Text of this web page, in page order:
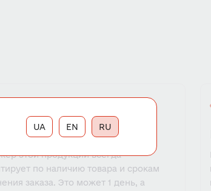
выполнения заказа
этой продукции всегда
по наличию товара и срокам
заказа. Это может 1 день, а
RU
UA EN